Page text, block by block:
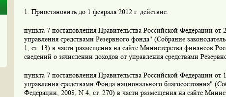
1. Приостановить до 1 февраля 2012 г. действие:
пункта 7 постановления Правительства Российской Федерации от
управления средствами Резервного фонда" (Собрание
1, ст. 13) в части размещения на сайте Министерства финансов
сведений о зачислении доходов от управления средствами
пункта 7 постановления Правительства Российской Федерации от
управления средствами Фонда национального благосостояния"
Федерации, 2008, N 4, ст. 270) в части размещения на сайте